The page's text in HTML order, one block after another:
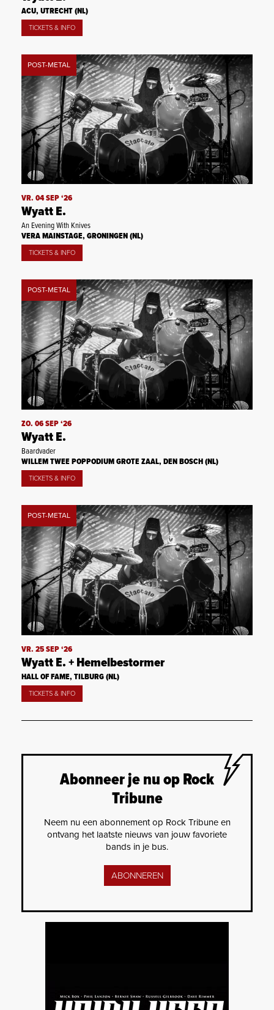
ACU, UTRECHT (NL)
TICKETS & INFO
POST-METAL
VR. 04 SEP ‘26
Wyatt E.
An Evening With Knives
VERA MAINSTAGE, GRONINGEN (NL)
TICKETS & INFO
POST-METAL
ZO. 06 SEP ‘26
Wyatt E.
Baardvader
WILLEM TWEE POPPODIUM GROTE ZAAL, DEN BOSCH (NL)
TICKETS & INFO
POST-METAL
VR. 25 SEP ‘26
Wyatt E. + Hemelbestormer
HALL OF FAME, TILBURG (NL)
TICKETS & INFO
Abonneer je nu op Rock
Tribune
Neem nu een abonnement op Rock Tribune en
ontvang het laatste nieuws van jouw favoriete
bands in je bus.
ABONNEREN